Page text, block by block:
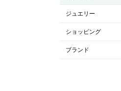
ジュエリー
ショッピング
ブランド